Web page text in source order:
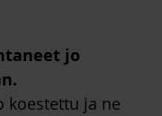
jo
koestettu ja ne